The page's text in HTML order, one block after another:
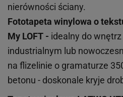
nierówności ściany.
Fototapeta winylowa o
My LOFT - idealny do
industrialnym lub
na flizelinie o gramaturze
betonu - doskonale kryje